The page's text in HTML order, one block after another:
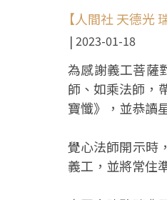
【人間社 天德光
2023-01-18
為感謝義工菩薩
師、如乘法師，
寶懺》，並恭讀
覺心法師開示時
義工，並將常住